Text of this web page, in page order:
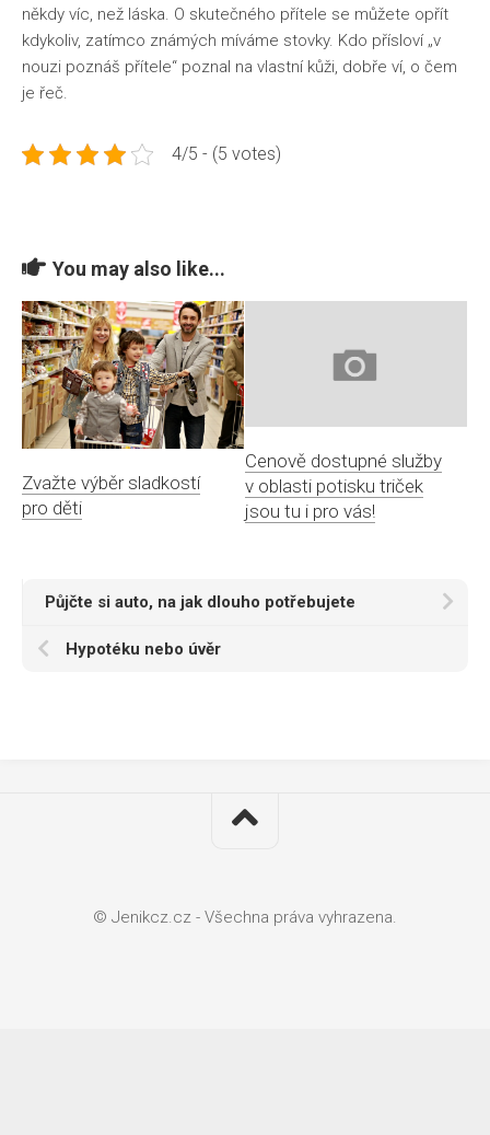
někdy víc, než láska. O skutečného přítele se můžete opřít
kdykoliv, zatímco známých míváme stovky. Kdo přísloví „v
nouzi poznáš přítele“ poznal na vlastní kůži, dobře ví, o čem
je řeč.
4/5 - (5 votes)
You may also like...
Zvažte výběr sladkostí
pro děti
Cenově dostupné služby
v oblasti potisku triček
jsou tu i pro vás!
Půjčte si auto, na jak dlouho potřebujete
Hypotéku nebo úvěr
© Jenikcz.cz - Všechna práva vyhrazena.